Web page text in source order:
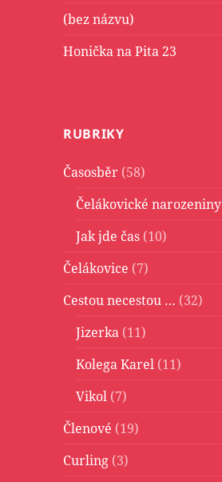
(bez názvu)
Honička na Pita 23
RUBRIKY
Časosběr (58)
Čelákovické narozeniny
Jak jde čas (10)
Čelákovice (7)
Cestou necestou … (32)
Jizerka (11)
Kolega Karel (11)
Vikol (7)
Členové (19)
Curling (3)